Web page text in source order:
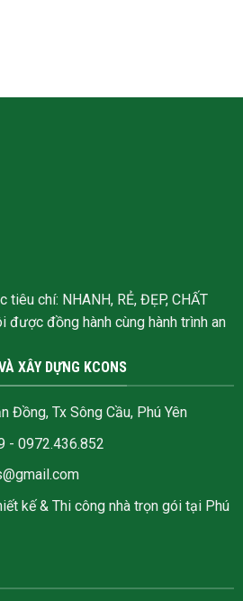
chí: NHANH, RẺ, ĐẸP, CHẤT
được đồng hành cùng hành trình an
XÂY DỰNG KCONS
Đồng, Tx Sông Cầu, Phú Yên
- 0972.436.852
kế & Thi công nhà trọn gói tại Phú